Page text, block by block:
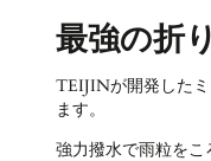
最強の折
TEIJINが開発した
ます。
強力撥水で雨粒を